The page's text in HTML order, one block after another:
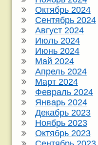
Октябрь 2024
Сентябрь 2024
Август 2024
Июль 2024
Июнь 2024
Май 2024
Апрель 2024
Март 2024
Февраль 2024
Январь 2024
Декабрь 2023
Ноябрь 2023
Октябрь 2023